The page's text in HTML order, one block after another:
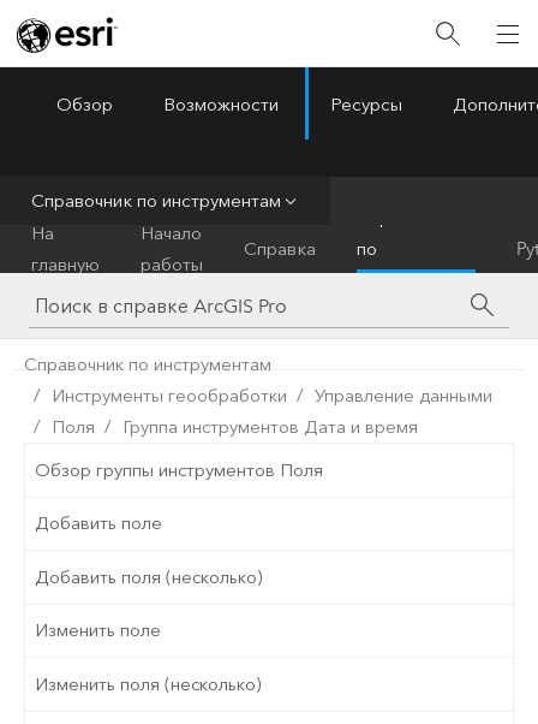
ArcGIS Pro
Обзор Возможности Ресурсы
Справочник по инструментам
На
главную
Начало
работы
Справка
по
инструментам
Справочник по инструментам
Инструменты геообработки
Управление данными
Поля
Группа инструментов Дата и время
Обзор группы инструментов Поля
Добавить поле
Добавить поля (несколько)
Изменить поле
Изменить поля (несколько)